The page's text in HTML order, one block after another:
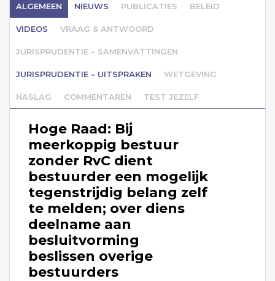
ALGEMEEN NIEUWS PUBLICATIES BELEID
VIDEOS VRAAG & ANTWOORD
JURISPRUDENTIE – SAMENVATTINGEN
JURISPRUDENTIE – UITSPRAKEN WETGEVING
NASLAG COMMENTAREN TEST JEZELF
Hoge Raad: Bij
meerkoppig bestuur
zonder RvC dient
bestuurder een mogelijk
tegenstrijdig belang zelf
te melden; over diens
deelname aan
besluitvorming
beslissen overige
bestuurders